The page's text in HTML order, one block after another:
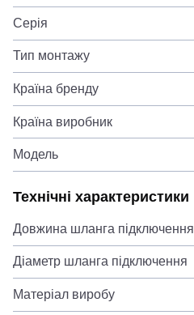
Серія
Тип монтажу
Країна бренду
Країна виробник
Модель
Технічні характеристики
Довжина шланга підключення
Діаметр шланга підключення
Матеріал виробу